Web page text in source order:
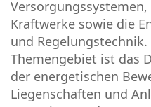
Kraftwerke sowie die
und Regelungstechnik.
Themengebiet ist das
der energetischen
Liegenschaften und